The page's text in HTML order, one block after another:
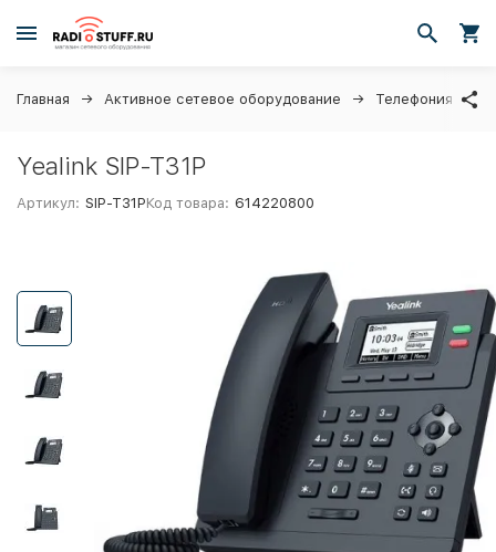
Главная Активное сетевое оборудование Телефония
Yealink SIP-T31P
Артикул: SIP-T31PКод товара: 614220800